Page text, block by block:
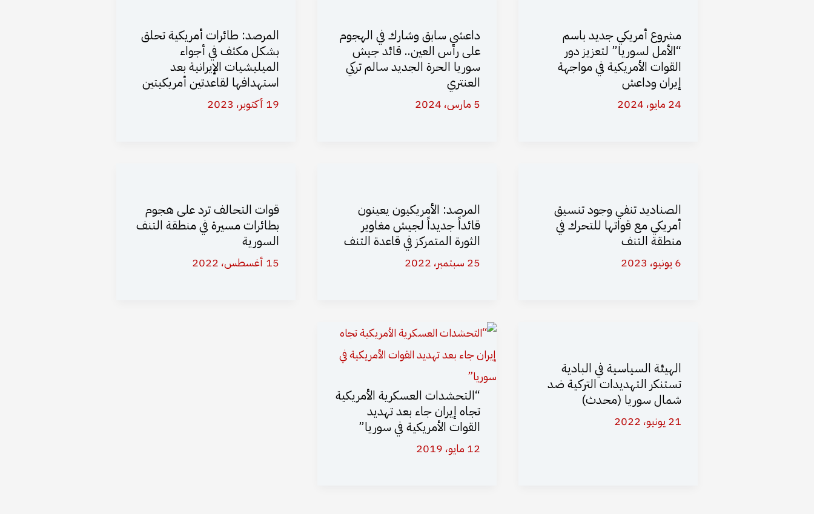
مشروع أمريكي جديد باسم
“الأمل لسوريا” لتعزيز دور
القوات الأمريكية في مواجهة
إيران وداعش
24 مايو، 2024
داعشي سابق وشارك في الهجوم
على رأس العين.. قائد جيش
سوريا الحرة الجديد سالم تركي
العنتري
5 مارس، 2024
المرصد: طائرات أمريكية تحلق
بشكل مكثف في أجواء
الميليشيات الإيرانية بعد
استهدافها لقاعدتين أمريكيتين
19 أكتوبر، 2023
الصناديد تنفي وجود تنسيق
أمريكي مع قواتها للتحرك في
منطقة التنف
6 يونيو، 2023
المرصد: الأمريكيون يعينون
قائداً جديداً لجيش مغاوير
الثورة المتمركز في قاعدة التنف
25 سبتمبر، 2022
قوات التحالف ترد على هجوم
بطائرات مسيرة في منطقة التنف
السورية
15 أغسطس، 2022
الهيئة السياسية في البادية
تستنكر التهديدات التركية ضد
شمال سوريا (محدث)
21 يونيو، 2022
“التحشدات العسكرية الأمريكية
تجاه إيران جاء بعد تهديد
القوات الأمريكية في سوريا”
12 مايو، 2019